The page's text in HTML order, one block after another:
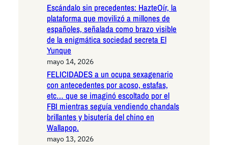
Escándalo sin precedentes: HazteOír, la
plataforma que movilizó a millones de
españoles, señalada como brazo visible
de la enigmática sociedad secreta El
Yunque
mayo 14, 2026
FELICIDADES a un ocupa sexagenario
con antecedentes por acoso, estafas,
etc… que se imaginó escoltado por el
FBI mientras seguía vendiendo chandals
brillantes y bisutería del chino en
Wallapop.
mayo 13, 2026